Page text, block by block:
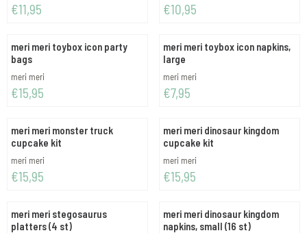
Prijs: 11,95
€11,95 Prijs: 10,95
€10,95
meri meri toybox icon party
bags
Merk:
meri meri
Prijs: 15,95
€15,95
meri meri toybox icon napkins,
large
Merk:
meri meri
Prijs: 7,95
€7,95
meri meri monster truck
cupcake kit
Merk:
meri meri
Prijs: 15,95
€15,95
meri meri dinosaur kingdom
cupcake kit
Merk:
meri meri
Prijs: 15,95
€15,95
meri meri stegosaurus
platters (4 st)
meri meri dinosaur kingdom
napkins, small (16 st)